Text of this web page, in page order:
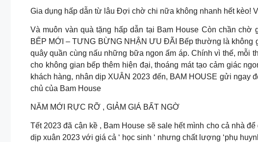
Gia dụng hấp dẫn từ lâu Đợi chờ chi nữa không nhanh hết kèo!
Và muôn vàn quà tặng hấp dẫn tại Bam House Còn chần
BẾP MỚI – TƯNG BỪNG NHẬN ƯU ĐÃI Bếp thường là không
quây quần cùng nấu những bữa ngon ấm áp. Chính vì thế, mỗi
cho không gian bếp thêm hiện đại, thoáng mát tạo cảm giác
khách hàng, nhân dịp XUÂN 2023 đến, BAM HOUSE gửi ngay
chủ của Bam House
NĂM MỚI RỰC RỠ , GIẢM GIÁ BẤT NGỜ
Tết 2023 đã cận kề , Bam House sẽ sale hết mình cho cả nhà
dịp xuân 2023 với giá cả ‘ học sinh ‘ nhưng chất lượng ‘phụ